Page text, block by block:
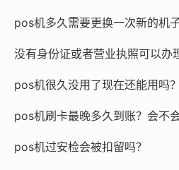
pos机多久需要更换一次新的机
没有身份证或者营业执照可以办
pos机很久没用了现在还能用吗？
pos机刷卡最晚多久到账？会不
pos机过安检会被扣留吗？